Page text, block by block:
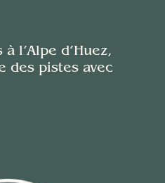
l’Alpe d’Huez,
des pistes avec